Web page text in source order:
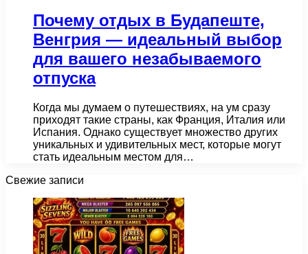
Почему отдых в Будапеште,
Венгрия — идеальный выбор
для вашего незабываемого
отпуска
Когда мы думаем о путешествиях, на ум сразу
приходят такие страны, как Франция, Италия или
Испания. Однако существует множество других
уникальных и удивительных мест, которые могут
стать идеальным местом для…
Свежие записи